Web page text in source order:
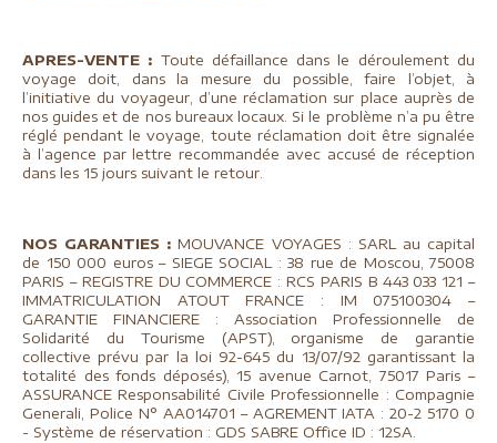
APRES-VENTE : Toute défaillance dans le déroulement du
voyage doit, dans la mesure du possible, faire l’objet, à
l’initiative du voyageur, d’une réclamation sur place auprès de
nos guides et de nos bureaux locaux. Si le problème n’a pu être
réglé pendant le voyage, toute réclamation doit être signalée
à l’agence par lettre recommandée avec accusé de réception
dans les 15 jours suivant le retour.
NOS GARANTIES : MOUVANCE VOYAGES : SARL au capital
de 150 000 euros – SIEGE SOCIAL : 38 rue de Moscou, 75008
PARIS – REGISTRE DU COMMERCE : RCS PARIS B 443 033 121 –
IMMATRICULATION ATOUT FRANCE : IM 075100304 –
GARANTIE FINANCIERE : Association Professionnelle de
Solidarité du Tourisme (APST), organisme de garantie
collective prévu par la loi 92-645 du 13/07/92 garantissant la
totalité des fonds déposés), 15 avenue Carnot, 75017 Paris –
ASSURANCE Responsabilité Civile Professionnelle : Compagnie
Generali, Police N° AA014701 – AGREMENT IATA : 20-2 5170 0
- Système de réservation : GDS SABRE Office ID : 12SA.